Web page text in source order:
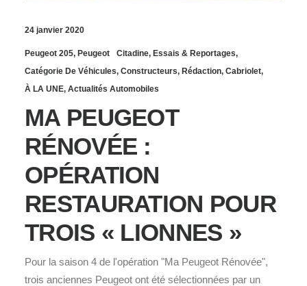
24 janvier 2020
Peugeot 205, Peugeot Citadine, Essais & Reportages,
Catégorie De Véhicules, Constructeurs, Rédaction, Cabriolet,
À LA UNE, Actualités Automobiles
MA PEUGEOT
RÉNOVÉE :
OPÉRATION
RESTAURATION POUR
TROIS « LIONNES »
Pour la saison 4 de l'opération "Ma Peugeot Rénovée",
trois anciennes Peugeot ont été sélectionnées par un